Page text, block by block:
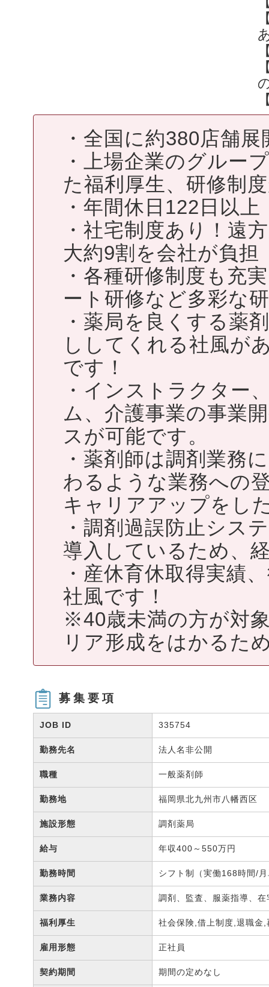
・全国に約380店舗
・上場企業のグルー
た福利厚生、研修制
・年間休日122日以上
・社宅制度あり！遠
大約9割を会社が負担
・各種研修制度も充
ート研修など多彩な
・薬局を良くする薬
ししてくれる社風が
です！
・インストラクター
ム、介護事業の事業
スが可能です。
・薬剤師は調剤業務
わるような業務への
キャリアアップをし
・調剤過誤防止シス
導入しているため、
・産休育休取得実績
社風です！
※40歳未満の方が対
リア形成をはかるた
募集要項
JOB ID 335754
勤務先名 法人名非公開
職種 一般薬剤師
勤務地 福岡県北九州市八幡西区
施設形態 調剤薬局
給与 年収400～550万円
勤務時間 シフト制（実働168時間/
業務内容 調剤、監査、服薬指導、
福利厚生 社会保険,借上制度,退職金
雇用形態 正社員
契約期間 期間の定めなし